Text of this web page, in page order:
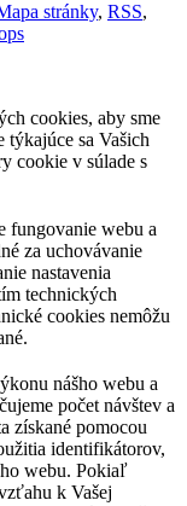
stránky, RSS,
cookies, aby sme
sa Vašich
cookie v súlade s
fungovanie webu a
za uchovávanie
nastavenia
technických
cookies nemôžu
nášho webu a
počet návštev a
získané pomocou
identifikátorov,
webu. Pokiaľ
k Vašej